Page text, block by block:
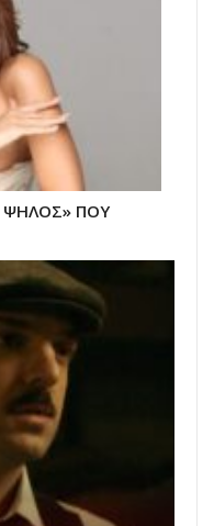
ΨΗΛΟΣ» ΠΟΥ